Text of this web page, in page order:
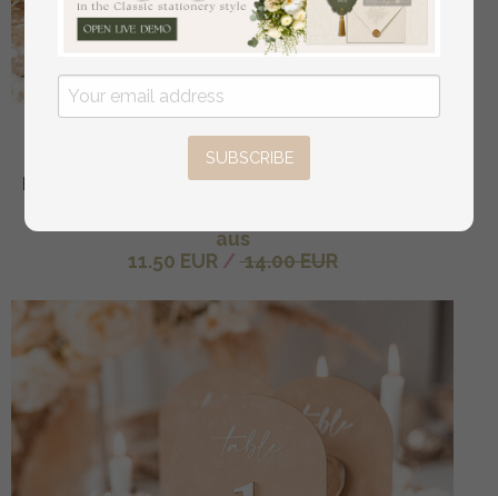
Acrylständer, beige Samt- und Gold-Acryl-
Hochzeits-Tischdekoration, 3D goldene Buchstaben
aus
11.50 EUR / 14.00 EUR
SUBSCRIBE